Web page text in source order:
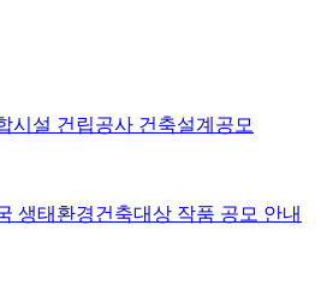
시설 건립공사 건축설계공모
생태환경건축대상 작품 공모 안내